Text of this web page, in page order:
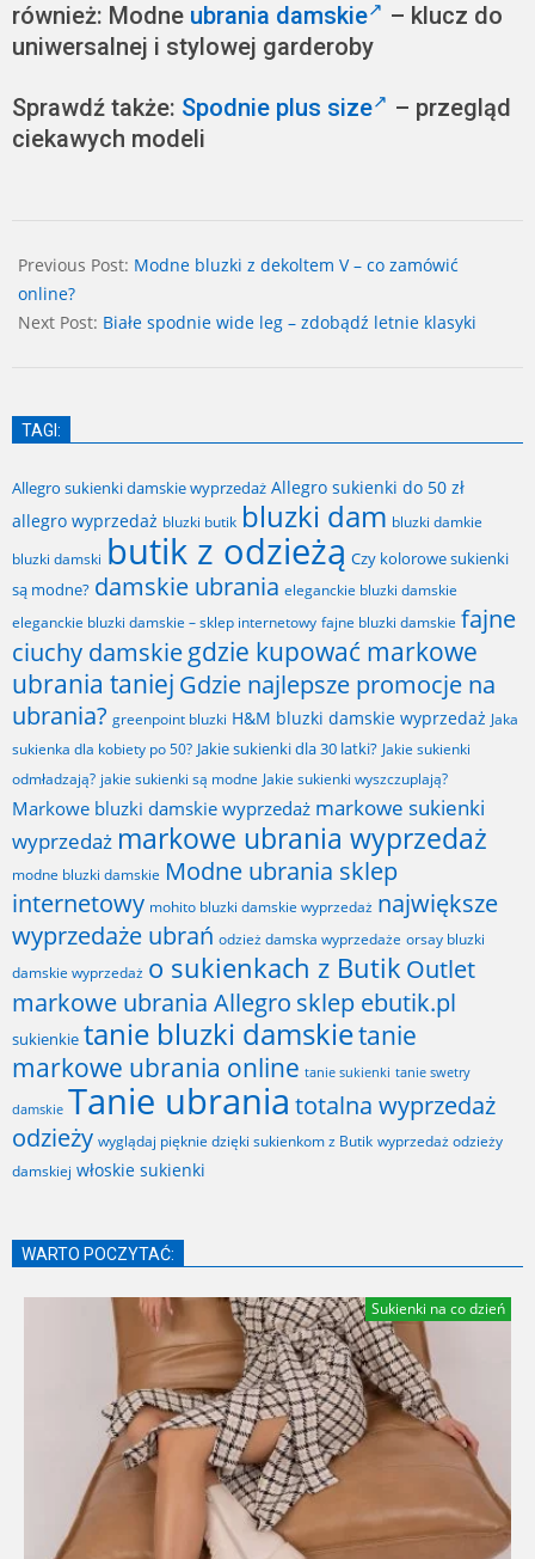
również: Modne ubrania damskie
– klucz do
uniwersalnej i stylowej garderoby
Sprawdź także: Spodnie plus size
– przegląd
ciekawych modeli
06-
11
Previous Post: Modne bluzki z dekoltem V – co zamówić
online?
Next Post: Białe spodnie wide leg – zdobądź letnie klasyki
TAGI:
Allegro sukienki damskie wyprzedaż Allegro sukienki do 50 zł
allegro wyprzedaż bluzki butik bluzki dam bluzki damkie
bluzki damski butik z odzieżą Czy kolorowe sukienki
są modne? damskie ubrania eleganckie bluzki damskie
eleganckie bluzki damskie – sklep internetowy fajne bluzki damskie fajne
ciuchy damskiegdzie kupować markowe
ubrania taniej Gdzie najlepsze promocje na
ubrania? greenpoint bluzki H&M bluzki damskie wyprzedaż Jaka
sukienka dla kobiety po 50? Jakie sukienki dla 30 latki? Jakie sukienki
odmładzają? jakie sukienki są modne Jakie sukienki wyszczuplają?
Markowe bluzki damskie wyprzedaż markowe sukienki
wyprzedaż markowe ubrania wyprzedaż
modne bluzki damskie Modne ubrania sklep
internetowy mohito bluzki damskie wyprzedaż największe
wyprzedaże ubrań odzież damska wyprzedaże orsay bluzki
damskie wyprzedaż o sukienkach z Butik Outlet
markowe ubrania Allegro sklep ebutik.pl
sukienkie tanie bluzki damskietanie
markowe ubrania online tanie sukienki tanie swetry
damskie Tanie ubrania totalna wyprzedaż
odzieży wyglądaj pięknie dzięki sukienkom z Butik wyprzedaż odzieży
damskiej włoskie sukienki
WARTO POCZYTAĆ:
Sukienki na co dzień